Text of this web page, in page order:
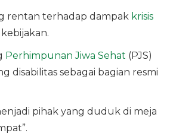
rentan terhadap dampak krisis
Perhimpunan Jiwa Sehat (PJS)
sebagai bagian resmi
pihak yang duduk di meja